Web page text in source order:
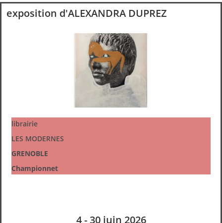
exposition d'ALEXANDRA DUPREZ
librairie
LES MODERNES
GRENOBLE
Championnet
4 - 30 juin 2026